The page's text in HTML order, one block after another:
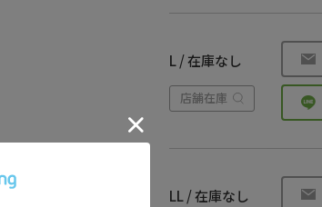
L / 在庫なし
店舗在庫
LL / 在庫なし